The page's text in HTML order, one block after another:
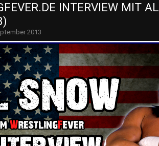
INTERVIEW MIT
2013